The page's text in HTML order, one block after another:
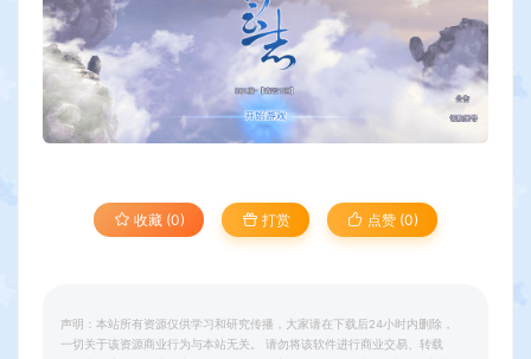
收藏 (0) 打赏 点赞 (0)
声明：本站所有资源仅供学习和研究传播，大家请在下载后24小时内删除，
一切关于该资源商业行为与本站无关。 请勿将该软件进行商业交易、转载